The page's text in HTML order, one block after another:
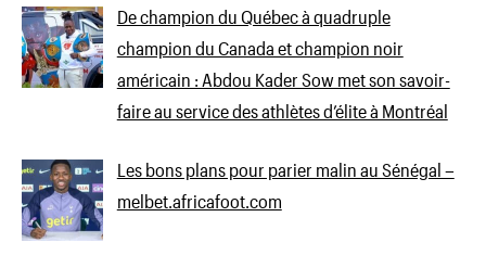
De champion du Québec à quadruple
champion du Canada et champion noir
américain : Abdou Kader Sow met son savoir-
faire au service des athlètes d’élite à Montréal
Les bons plans pour parier malin au Sénégal –
melbet.africafoot.com